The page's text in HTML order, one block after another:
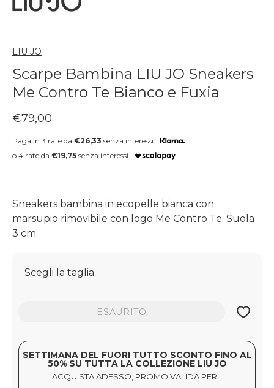
LIU JO
Scarpe Bambina LIU JO Sneakers
Me Contro Te Bianco e Fuxia
Prezzo regolare
€79,00
Paga in 3 rate da €26,33 senza interessi.
o 4 rate da €19,75 senza interessi.
Sneakers bambina in ecopelle bianca con
marsupio rimovibile con logo Me Contro Te. Suola
3 cm.
Scegli la taglia
ESAURITO
SETTIMANA DEL FUORI TUTTO SCONTO FINO AL
50% SU TUTTA LA COLLEZIONE LIU JO
ACQUISTA ADESSO, PROMO VALIDA PER...